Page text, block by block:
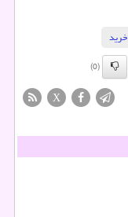
خرید
(0)
X